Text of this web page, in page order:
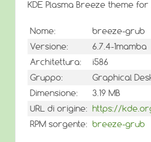
KDE Plasma Breeze theme
Nome:
breeze-grub
Versione:
6.7.4-1mamba
Architettura:
i586
Gruppo:
Graphical
Dimensione:
3.19 MB
URL di origine: https://
RPM sorgente: breeze-grub